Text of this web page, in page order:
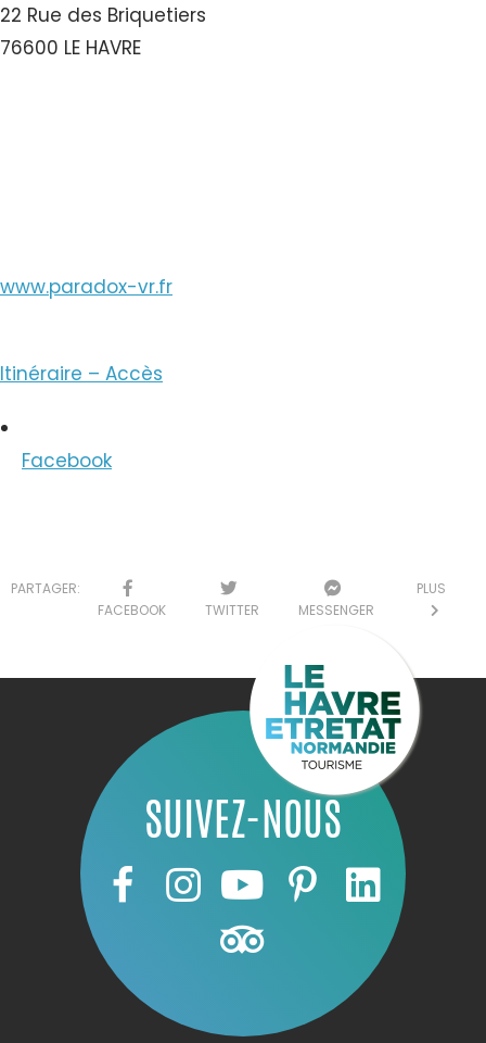
22 Rue des Briquetiers
76600 LE HAVRE
www.paradox-vr.fr
Itinéraire – Accès
Facebook
PARTAGER:
FACEBOOK
TWITTER MESSENGER
PLUS
SUIVEZ-NOUS